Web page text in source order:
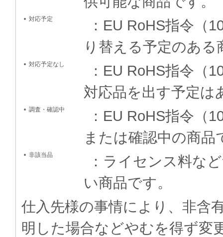
対応予定
：EU RoHS指令（
り替える予定のある
対応予定なし
：EU RoHS指令（
対応品を出す予定は
調査・確認中
：EU RoHS指令（
または確認中の商品
非該当品
：ライセンス料な
い商品です。
仕入先様の事情により、非含
明した場合などやむを得ず変